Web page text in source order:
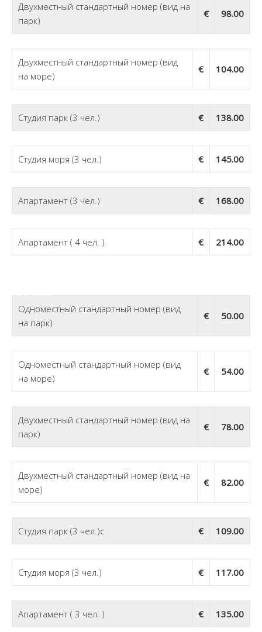
Двухместный стандартный номер (вид на
парк)
€ 98.00
Двухместный стандартный номер (вид
на море)
€ 104.00
Студия парк (3 чел.) € 138.00
Студия моря (3 чел.) € 145.00
Апартамент (3 чел.) € 168.00
Апартамент ( 4 чел. ) € 214.00
31 Окт:
Одноместный стандартный номер (вид
на парк)
€ 50.00
Одноместный стандартный номер (вид
на море)
€ 54.00
Двухместный стандартный номер (вид на
парк)
€ 78.00
Двухместный стандартный номер (вид на
море)
€ 82.00
Студия парк (3 чел.)с € 109.00
Студия моря (3 чел.) € 117.00
Апартамент ( 3 чел. ) € 135.00